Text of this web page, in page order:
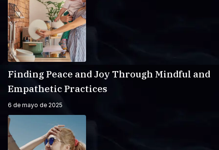
Finding Peace and Joy Through Mindful and
Empathetic Practices
6 de mayo de 2025